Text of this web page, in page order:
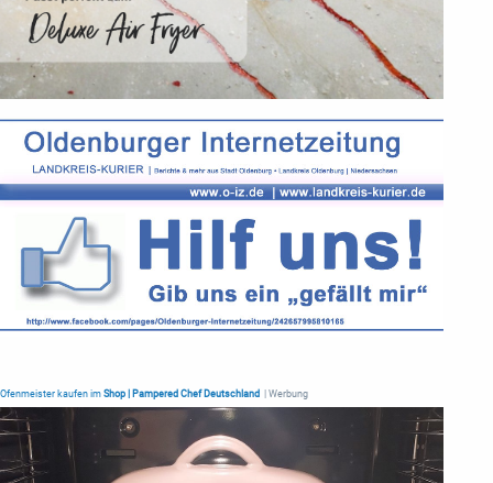
Ofenmeister kaufen im Shop | Pampered Chef Deutschland | Werbung